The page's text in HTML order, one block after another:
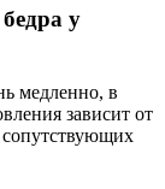
у
медленно, в
зависит от
сопутствующих